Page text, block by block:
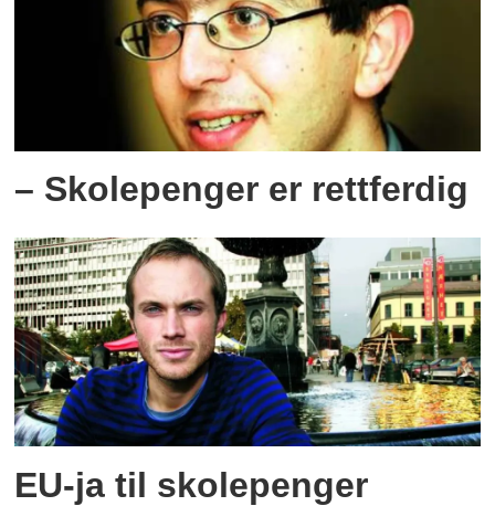
– Skolepenger er rettferdig
EU-ja til skolepenger